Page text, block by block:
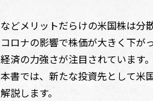
などメリットだらけの米国株は分
コロナの影響で株価が大きく下が
経済の力強さが注目されています。
本書では、新たな投資先として米
解説します。